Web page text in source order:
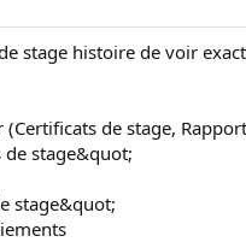
stage histoire de voir
de stage,
stage&quot;
stage&quot;